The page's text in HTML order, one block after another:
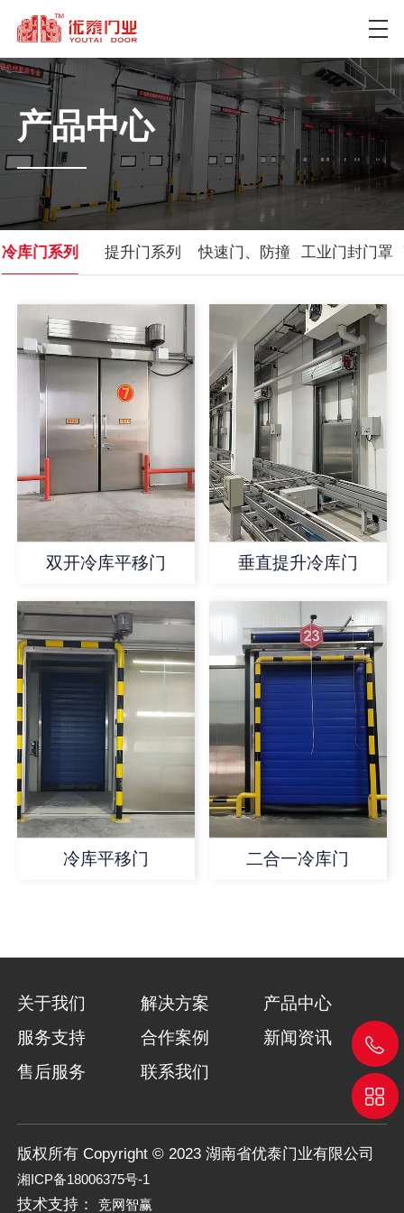
产品中心
冷库门系列 提升门系列 快速门、防撞 工业门封门罩
双开冷库平移门 垂直提升冷库门
冷库平移门 二合一冷库门
关于我们 解决方案
产品中心
服务支持
合作案例
新闻资讯
售后服务
联系我们
版权所有 Copyright © 2023 湖南省优泰门业有限公司
湘ICP备18006375号-1
技术支持：竞网智赢